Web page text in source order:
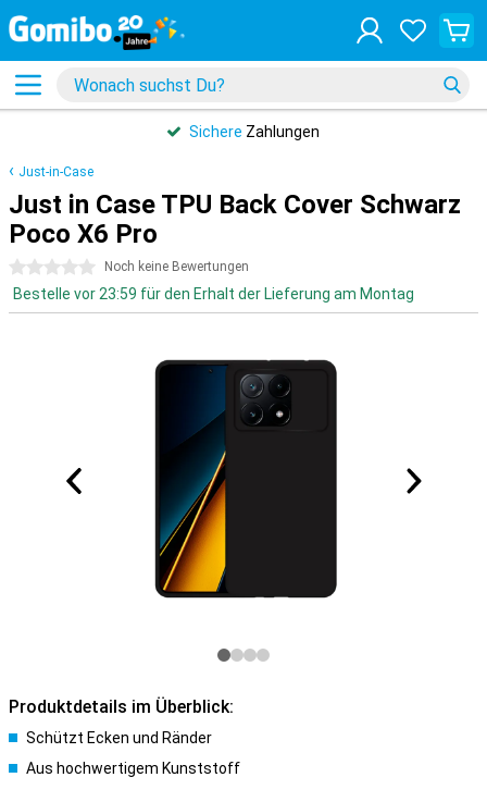
Sichere Zahlungen
Just-in-Case
Just in Case TPU Back Cover Schwarz
Poco X6 Pro
0 Sterne Noch keine Bewertungen
Bestelle vor 23:59 für den Erhalt der Lieferung am Montag
Produktdetails im Überblick:
Schützt Ecken und Ränder
Aus hochwertigem Kunststoff